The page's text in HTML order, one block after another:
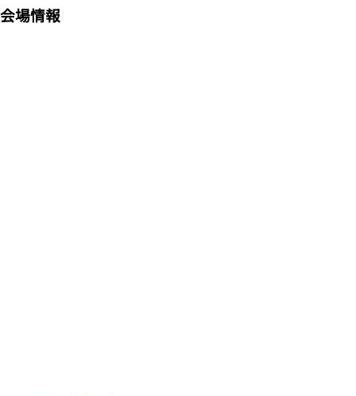
会場情報